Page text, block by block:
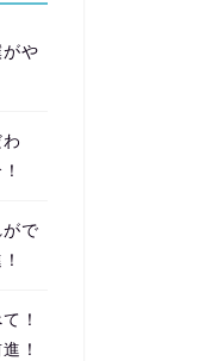
や
で
！
！